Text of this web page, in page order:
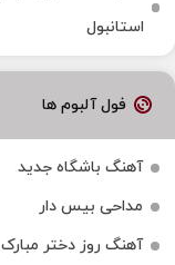
استانبول
فول آلبوم ها
آهنگ باشگاه جدید
مداحی بیس دار
آهنگ روز دختر مبارک